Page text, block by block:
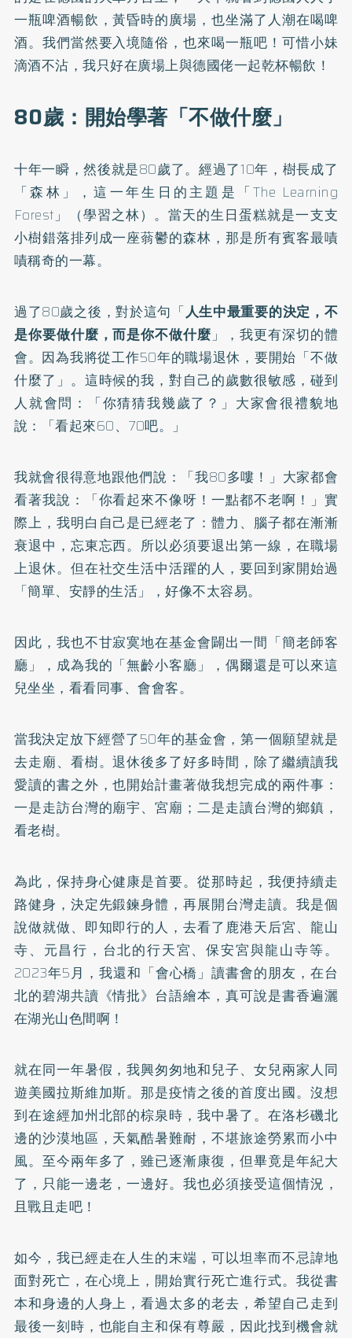
一瓶啤酒暢飲，黃昏時的廣場，也坐滿了人潮在喝啤
酒。我們當然要入境隨俗，也來喝一瓶吧！可惜小妹
滴酒不沾，我只好在廣場上與德國佬一起乾杯暢飲！
80歲：開始學著「不做什麼」
十年一瞬，然後就是80歲了。經過了10年，樹長成了
「森林」，這一年生日的主題是「The Learning
Forest」（學習之林）。當天的生日蛋糕就是一支支
小樹錯落排列成一座蓊鬱的森林，那是所有賓客最嘖
嘖稱奇的一幕。
過了80歲之後，對於這句「人生中最重要的決定，不
是你要做什麼，而是你不做什麼」，我更有深切的體
會。因為我將從工作50年的職場退休，要開始「不做
什麼了」。這時候的我，對自己的歲數很敏感，碰到
人就會問：「你猜猜我幾歲了？」大家會很禮貌地
說：「看起來60、70吧。」
我就會很得意地跟他們說：「我80多嘍！」大家都會
看著我說：「你看起來不像呀！一點都不老啊！」實
際上，我明白自己是已經老了：體力、腦子都在漸漸
衰退中，忘東忘西。所以必須要退出第一線，在職場
上退休。但在社交生活中活躍的人，要回到家開始過
「簡單、安靜的生活」，好像不太容易。
因此，我也不甘寂寞地在基金會闢出一間「簡老師客
廳」，成為我的「無齡小客廳」，偶爾還是可以來這
兒坐坐，看看同事、會會客。
當我決定放下經營了50年的基金會，第一個願望就是
去走廟、看樹。退休後多了好多時間，除了繼續讀我
愛讀的書之外，也開始計畫著做我想完成的兩件事：
一是走訪台灣的廟宇、宮廟；二是走讀台灣的鄉鎮，
看老樹。
為此，保持身心健康是首要。從那時起，我便持續走
路健身，決定先鍛鍊身體，再展開台灣走讀。我是個
說做就做、即知即行的人，去看了鹿港天后宮、龍山
寺、元昌行，台北的行天宮、保安宮與龍山寺等。
2023年5月，我還和「會心橋」讀書會的朋友，在台
北的碧湖共讀《情批》台語繪本，真可說是書香遍灑
在湖光山色間啊！
就在同一年暑假，我興匆匆地和兒子、女兒兩家人同
遊美國拉斯維加斯。那是疫情之後的首度出國。沒想
到在途經加州北部的棕泉時，我中暑了。在洛杉磯北
邊的沙漠地區，天氣酷暑難耐，不堪旅途勞累而小中
風。至今兩年多了，雖已逐漸康復，但畢竟是年紀大
了，只能一邊老，一邊好。我也必須接受這個情況，
且戰且走吧！
如今，我已經走在人生的末端，可以坦率而不忌諱地
面對死亡，在心境上，開始實行死亡進行式。我從書
本和身邊的人身上，看過太多的老去，希望自己走到
最後一刻時，也能自主和保有尊嚴，因此找到機會就